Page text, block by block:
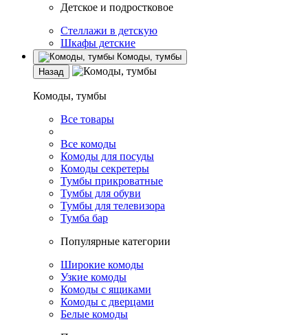
Детское и подростковое
Стеллажи в детскую
Шкафы детские
Комоды, тумбы
Назад
Комоды, тумбы
Все товары
Все комоды
Комоды для посуды
Комоды секретеры
Тумбы прикроватные
Тумбы для обуви
Тумбы для телевизора
Тумба бар
Популярные категории
Широкие комоды
Узкие комоды
Комоды с ящиками
Комоды с дверцами
Белые комоды